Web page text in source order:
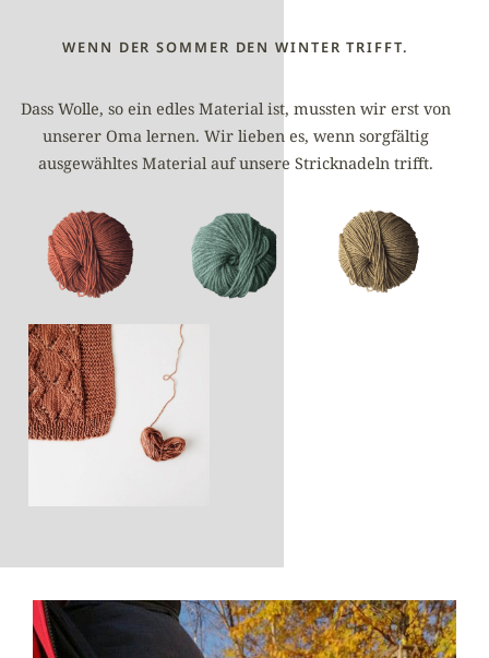
WENN DER SOMMER DEN WINTER TRIFFT.
Dass Wolle, so ein edles Material ist, mussten wir erst von
unserer Oma lernen. Wir lieben es, wenn sorgfältig
ausgewähltes Material auf unsere Stricknadeln trifft.